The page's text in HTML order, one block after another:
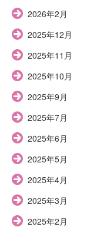
2026年2月
2025年12月
2025年11月
2025年10月
2025年9月
2025年7月
2025年6月
2025年5月
2025年4月
2025年3月
2025年2月